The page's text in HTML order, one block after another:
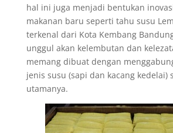
hal ini juga menjadi bentukan
makanan baru seperti tahu susu
terkenal dari Kota Kembang
unggul akan kelembutan dan
memang dibuat dengan
jenis susu (sapi dan kacang kedelai)
utamanya.